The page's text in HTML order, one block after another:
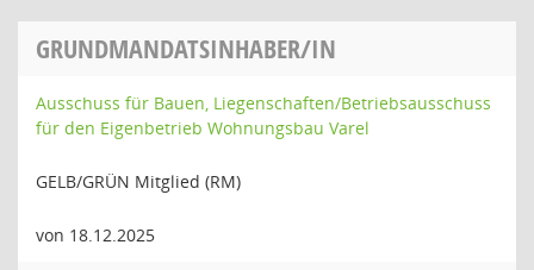
GRUNDMANDATSINHABER/IN
Ausschuss für Bauen, Liegenschaften/Betriebsausschuss
für den Eigenbetrieb Wohnungsbau Varel
GELB/GRÜN Mitglied (RM)
von 18.12.2025